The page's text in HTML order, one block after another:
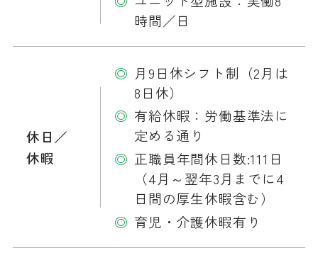
時間／日
休日／
休暇
月9日休シフト制（2月は
8日休）
有給休暇：労働基準法に
定める通り
正職員年間休日数:111日
（4月～翌年3月までに4
日間の厚生休暇含む）
育児・介護休暇有り